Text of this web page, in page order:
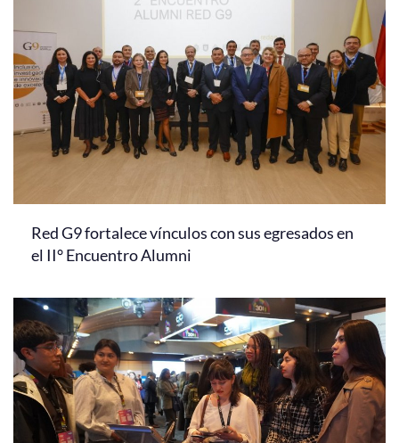
Red G9 fortalece vínculos con sus egresados en
el II° Encuentro Alumni